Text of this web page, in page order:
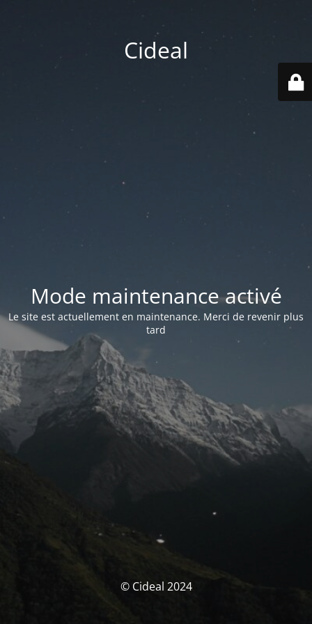
Cideal
Mode maintenance activé
Le site est actuellement en maintenance. Merci de revenir plus
tard
© Cideal 2024